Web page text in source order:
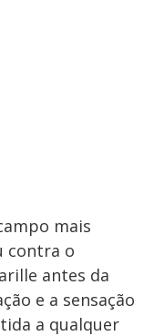
mais
contra o
antes da
e a sensação
a qualquer